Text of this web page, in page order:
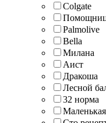
Colgate
Palmolive
Bella
Милана
Аист
Дракоша
Лесной
32 норма